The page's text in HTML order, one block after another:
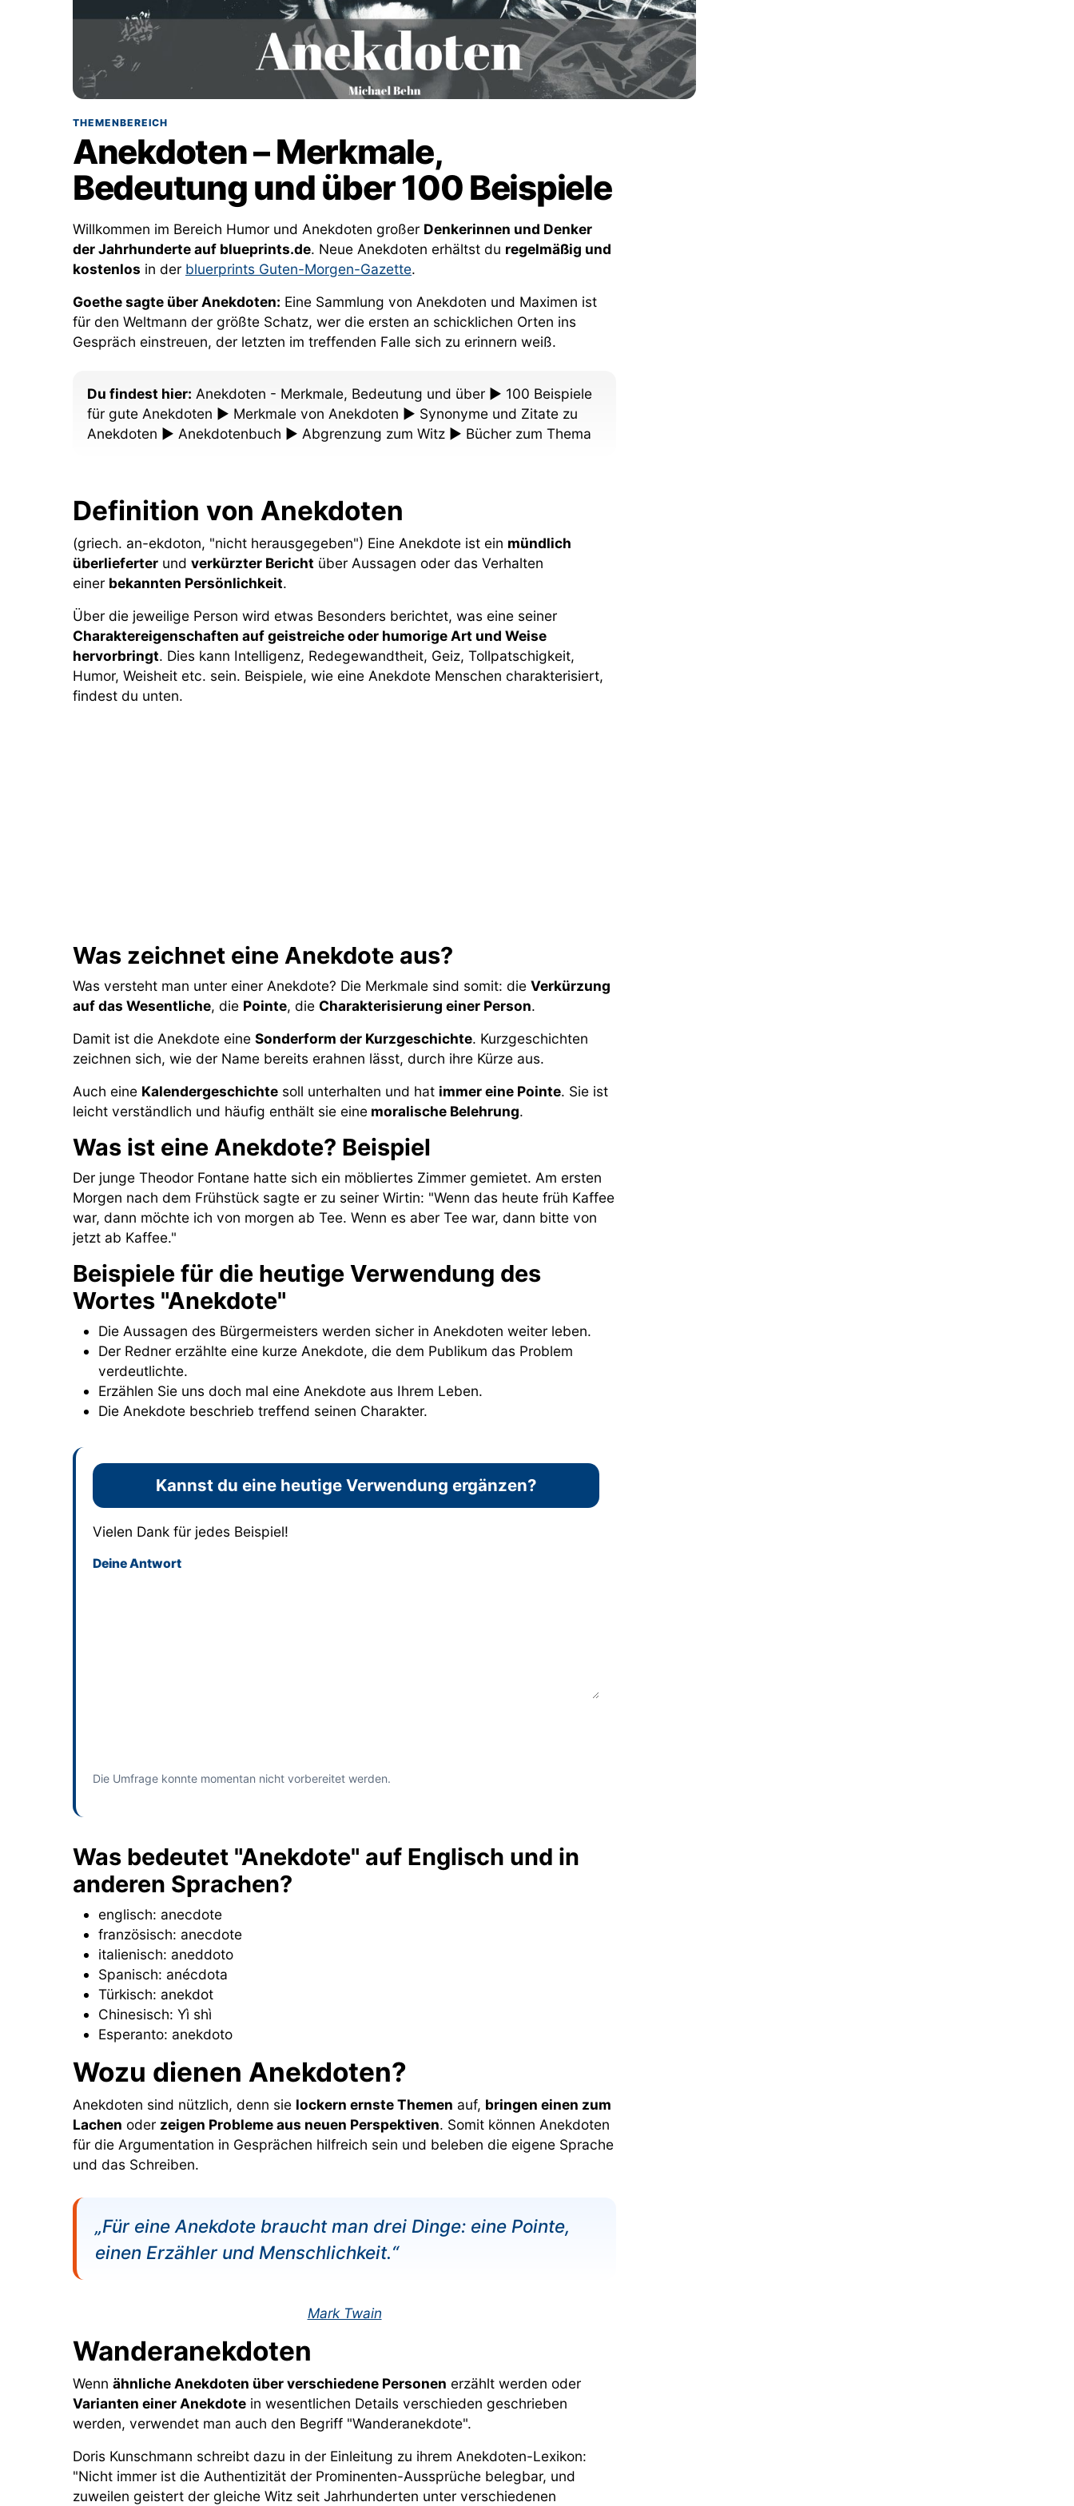
THEMENBEREICH
Anekdoten – Merkmale,
Bedeutung und über 100 Beispiele
Willkommen im Bereich Humor und Anekdoten großer Denkerinnen und Denker
der Jahrhunderte auf blueprints.de. Neue Anekdoten erhältst du regelmäßig und
kostenlos in der bluerprints Guten-Morgen-Gazette.
Goethe sagte über Anekdoten: Eine Sammlung von Anekdoten und Maximen ist
für den Weltmann der größte Schatz, wer die ersten an schicklichen Orten ins
Gespräch einstreuen, der letzten im treffenden Falle sich zu erinnern weiß.
Du findest hier: Anekdoten - Merkmale, Bedeutung und über ► 100 Beispiele
für gute Anekdoten ► Merkmale von Anekdoten ► Synonyme und Zitate zu
Anekdoten ► Anekdotenbuch ► Abgrenzung zum Witz ► Bücher zum Thema
Definition von Anekdoten
(griech. an-ekdoton, "nicht herausgegeben") Eine Anekdote ist ein mündlich
überlieferter und verkürzter Bericht über Aussagen oder das Verhalten
einer bekannten Persönlichkeit.
Über die jeweilige Person wird etwas Besonders berichtet, was eine seiner
Charaktereigenschaften auf geistreiche oder humorige Art und Weise
hervorbringt. Dies kann Intelligenz, Redegewandtheit, Geiz, Tollpatschigkeit,
Humor, Weisheit etc. sein. Beispiele, wie eine Anekdote Menschen charakterisiert,
findest du unten.
Was zeichnet eine Anekdote aus?
Was versteht man unter einer Anekdote? Die Merkmale sind somit: die Verkürzung
auf das Wesentliche, die Pointe, die Charakterisierung einer Person.
Damit ist die Anekdote eine Sonderform der Kurzgeschichte. Kurzgeschichten
zeichnen sich, wie der Name bereits erahnen lässt, durch ihre Kürze aus.
Auch eine Kalendergeschichte soll unterhalten und hat immer eine Pointe. Sie ist
leicht verständlich und häufig enthält sie eine moralische Belehrung.
Was ist eine Anekdote? Beispiel
Der junge Theodor Fontane hatte sich ein möbliertes Zimmer gemietet. Am ersten
Morgen nach dem Frühstück sagte er zu seiner Wirtin: "Wenn das heute früh Kaffee
war, dann möchte ich von morgen ab Tee. Wenn es aber Tee war, dann bitte von
jetzt ab Kaffee."
Beispiele für die heutige Verwendung des
Wortes "Anekdote"
Die Aussagen des Bürgermeisters werden sicher in Anekdoten weiter leben.
Der Redner erzählte eine kurze Anekdote, die dem Publikum das Problem
verdeutlichte.
Erzählen Sie uns doch mal eine Anekdote aus Ihrem Leben.
Die Anekdote beschrieb treffend seinen Charakter.
Kannst du eine heutige Verwendung ergänzen?
Vielen Dank für jedes Beispiel!
Dieses Feld bitte leer lassen
Deine Antwort
Die Umfrage konnte momentan nicht vorbereitet werden.
Was bedeutet "Anekdote" auf Englisch und in
anderen Sprachen?
englisch: anecdote
französisch: anecdote
italienisch: aneddoto
Spanisch: anécdota
Türkisch: anekdot
Chinesisch: Yì shì
Esperanto: anekdoto
Wozu dienen Anekdoten?
Anekdoten sind nützlich, denn sie lockern ernste Themen auf, bringen einen zum
Lachen oder zeigen Probleme aus neuen Perspektiven. Somit können Anekdoten
für die Argumentation in Gesprächen hilfreich sein und beleben die eigene Sprache
und das Schreiben.
„Für eine Anekdote braucht man drei Dinge: eine Pointe,
einen Erzähler und Menschlichkeit.“
Mark Twain
Wanderanekdoten
Wenn ähnliche Anekdoten über verschiedene Personen erzählt werden oder
Varianten einer Anekdote in wesentlichen Details verschieden geschrieben
werden, verwendet man auch den Begriff "Wanderanekdote".
Doris Kunschmann schreibt dazu in der Einleitung zu ihrem Anekdoten-Lexikon:
"Nicht immer ist die Authentizität der Prominenten-Aussprüche belegbar, und
zuweilen geistert der gleiche Witz seit Jahrhunderten unter verschiedenen